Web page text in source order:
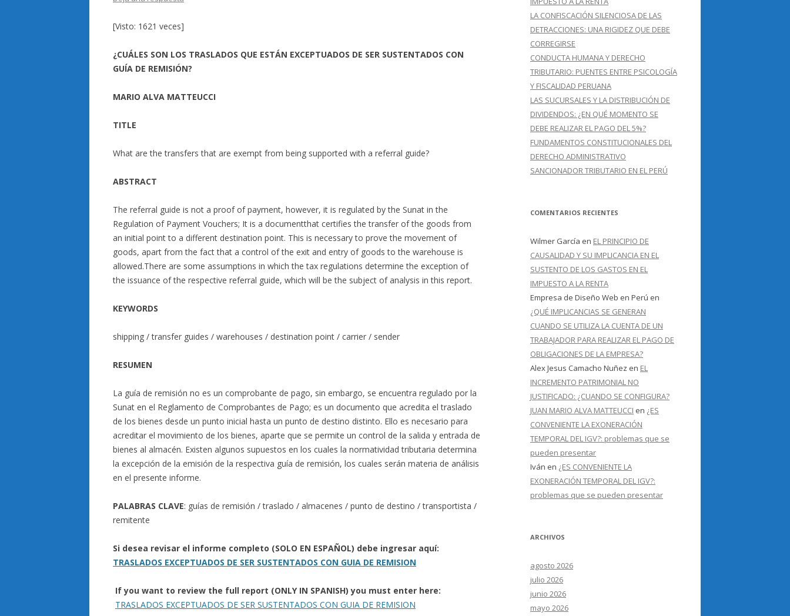
[Visto: 1621 veces]
¿CUÁLES SON LOS TRASLADOS QUE ESTÁN EXCEPTUADOS DE SER SUSTENTADOS CON
GUÍA DE REMISIÓN?
MARIO ALVA MATTEUCCI
TITLE
What are the transfers that are exempt from being supported with a referral guide?
ABSTRACT
The referral guide is not a proof of payment, however, it is regulated by the Sunat in the
Regulation of Payment Vouchers; It is a documentthat certifies the transfer of the goods from
an initial point to a different destination point. This is necessary to prove the movement of
goods, apart from the fact that a control of the exit and entry of goods to the warehouse is
allowed.There are some assumptions in which the tax regulations determine the exception of
the issuance of the respective referral guide, which will be the subject of analysis in this report.
KEYWORDS
shipping / transfer guides / warehouses / destination point / carrier / sender
RESUMEN
La guía de remisión no es un comprobante de pago, sin embargo, se encuentra regulado por la
Sunat en el Reglamento de Comprobantes de Pago; es un documento que acredita el traslado
de los bienes desde un punto inicial hasta un punto de destino distinto. Ello es necesario para
acreditar el movimiento de los bienes, aparte que se permite un control de la salida y entrada de
bienes al almacén. Existen algunos supuestos en los cuales la normatividad tributaria determina
la excepción de la emisión de la respectiva guía de remisión, los cuales serán materia de análisis
en el presente informe.
PALABRAS CLAVE: guías de remisión / traslado / almacenes / punto de destino / transportista /
remitente
Si desea revisar el informe completo (SOLO EN ESPAÑOL) debe ingresar aquí:
TRASLADOS EXCEPTUADOS DE SER SUSTENTADOS CON GUIA DE REMISION
If you want to review the full report (ONLY IN SPANISH) you must enter here:
TRASLADOS EXCEPTUADOS DE SER SUSTENTADOS CON GUIA DE REMISION
LA CONFISCACIÓN SILENCIOSA DE LAS
DETRACCIONES: UNA RIGIDEZ QUE DEBE
CORREGIRSE
CONDUCTA HUMANA Y DERECHO
TRIBUTARIO: PUENTES ENTRE PSICOLOGÍA
Y FISCALIDAD PERUANA
LAS SUCURSALES Y LA DISTRIBUCIÓN DE
DIVIDENDOS: ¿EN QUÉ MOMENTO SE
DEBE REALIZAR EL PAGO DEL 5%?
FUNDAMENTOS CONSTITUCIONALES DEL
DERECHO ADMINISTRATIVO
SANCIONADOR TRIBUTARIO EN EL PERÚ
COMENTARIOS RECIENTES
Wilmer García en EL PRINCIPIO DE
CAUSALIDAD Y SU IMPLICANCIA EN EL
SUSTENTO DE LOS GASTOS EN EL
IMPUESTO A LA RENTA
Empresa de Diseño Web en Perú en
¿QUÉ IMPLICANCIAS SE GENERAN
CUANDO SE UTILIZA LA CUENTA DE UN
TRABAJADOR PARA REALIZAR EL PAGO DE
OBLIGACIONES DE LA EMPRESA?
Alex Jesus Camacho Nuñez en EL
INCREMENTO PATRIMONIAL NO
JUSTIFICADO: ¿CUANDO SE CONFIGURA?
JUAN MARIO ALVA MATTEUCCI en ¿ES
CONVENIENTE LA EXONERACIÓN
TEMPORAL DEL IGV?: problemas que se
pueden presentar
Iván en ¿ES CONVENIENTE LA
EXONERACIÓN TEMPORAL DEL IGV?:
problemas que se pueden presentar
ARCHIVOS
agosto 2026
julio 2026
junio 2026
mayo 2026